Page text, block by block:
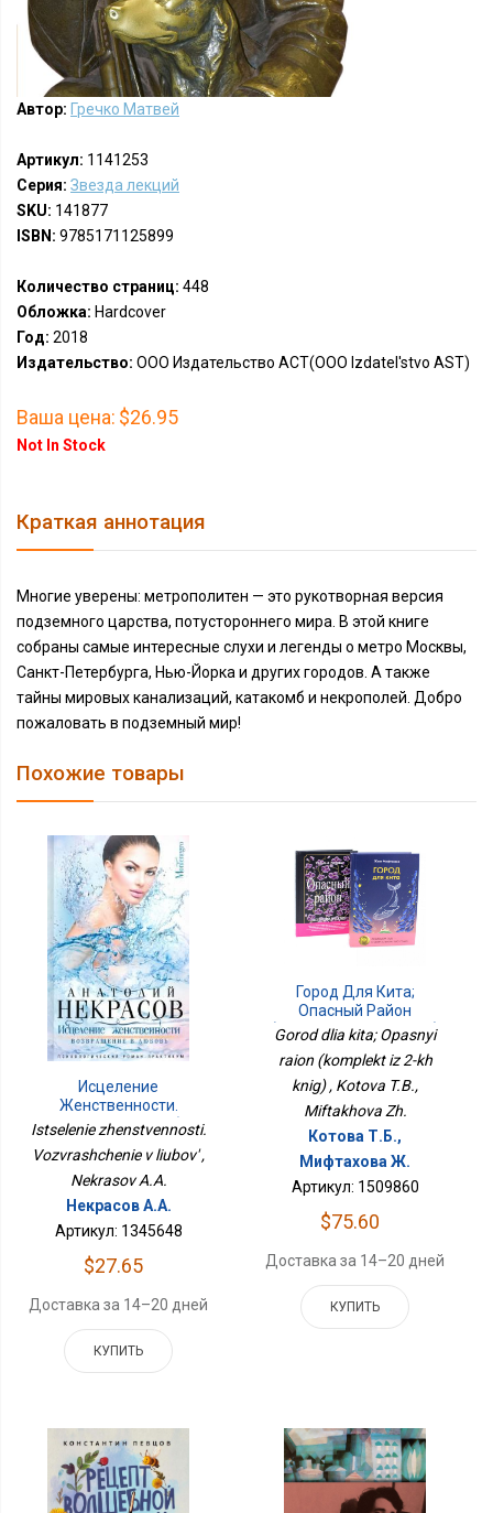
Автор: Гречко Матвей
Артикул: 1141253
Серия: Звезда лекций
SKU: 141877
ISBN: 9785171125899
Количество страниц: 448
Обложка: Hardcover
Год: 2018
Издательство: ООО Издательство АСТ(OOO Izdatel'stvo AST)
Ваша цена: $26.95
Not In Stock
Краткая аннотация
Многие уверены: метрополитен — это рукотворная версия
подземного царства, потустороннего мира. В этой книге
собраны самые интересные слухи и легенды о метро Москвы,
Санкт-Петербурга, Нью-Йорка и других городов. А также
тайны мировых канализаций, катакомб и некрополей. Добро
пожаловать в подземный мир!
Похожие товары
Исцеление
Женственности.
Возвращение В Любовь
Istselenie zhenstvennosti.
Vozvrashchenie v liubov' ,
Nekrasov A.A.
Некрасов А.А.
Артикул: 1345648
$27.65
Доставка за 14–20 дней
КУПИТЬ
Город Для Кита;
Опасный Район
(комплект Из 2-Х Книг)
Gorod dlia kita; Opasnyi
raion (komplekt iz 2-kh
knig) , Kotova T.B.,
Miftakhova Zh.
Котова Т.Б.,
Мифтахова Ж.
Артикул: 1509860
$75.60
Доставка за 14–20 дней
КУПИТЬ